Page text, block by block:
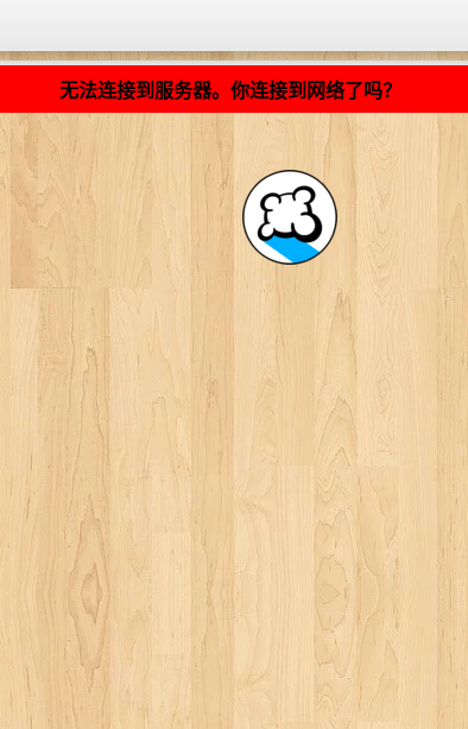
无法连接到服务器。你连接到网络了吗？
加载中... ...